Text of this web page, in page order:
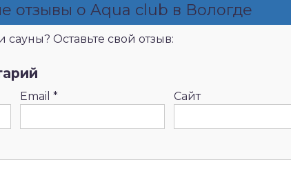
отзывы о Aqua club в Вологде
сауны? Оставьте свой отзыв:
Email * Сайт